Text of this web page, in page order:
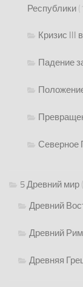
Республики
Кризис III
Падение
Северное
5 Древний мир
Древний
Древний Рим
Древняя